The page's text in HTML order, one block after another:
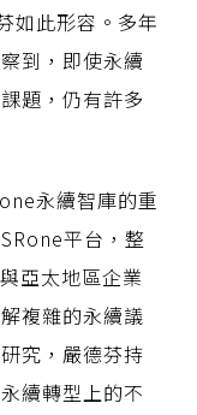
如此形容。多年
到，即使永續
題，仍有許多
永續智庫的重
平台，整
亞太地區企業
複雜的永續議
究，嚴德芬持
續轉型上的不